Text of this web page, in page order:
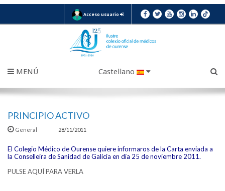
Acceso usuario
MENÚ Castellano
PRINCIPIO ACTIVO
General 28/11/2011
El Colegio Médico de Ourense quiere informaros de la Carta enviada a
la Conselleira de Sanidad de Galicia en día 25 de noviembre 2011.
PULSE AQUÍ PARA VERLA